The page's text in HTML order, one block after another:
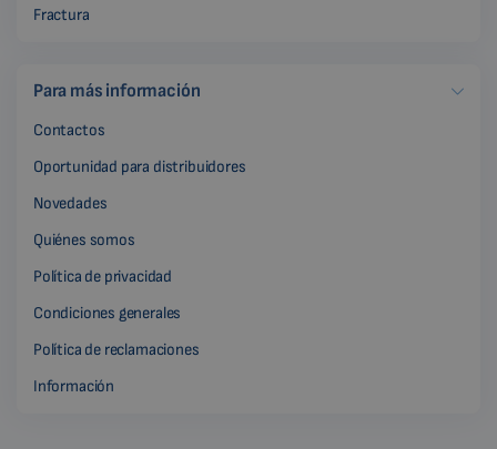
Fractura
Para más información
Contactos
Oportunidad para distribuidores
Novedades
Quiénes somos
Política de privacidad
Condiciones generales
Política de reclamaciones
Información